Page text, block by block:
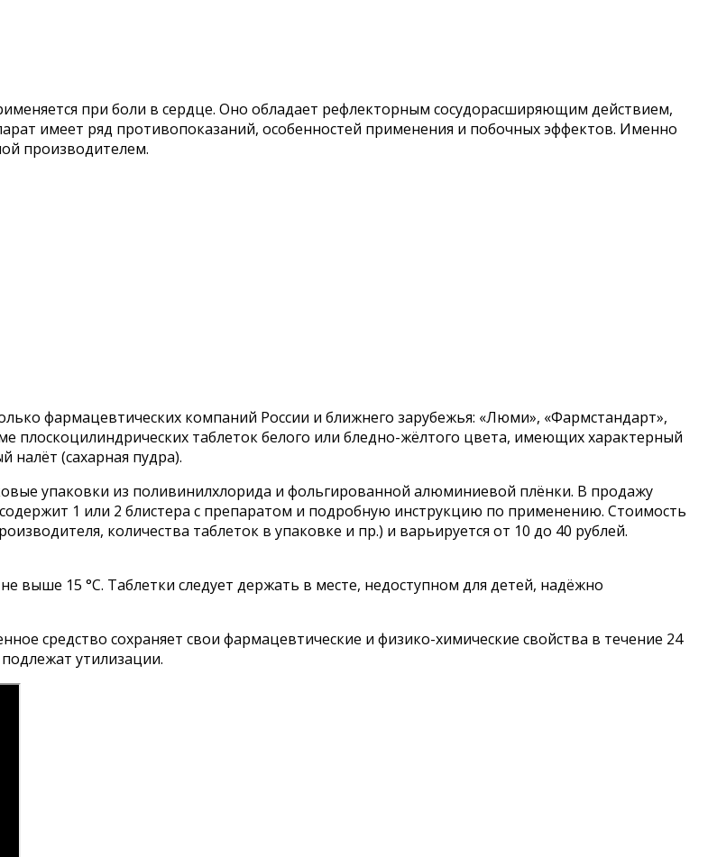
при боли в сердце. Оно обладает рефлекторным сосудорасширяющим действием,
имеет ряд противопоказаний, особенностей применения и побочных эффектов. Именно
производителем.
фармацевтических компаний России и ближнего зарубежья: «Люми», «Фармстандарт»,
плоскоцилиндрических таблеток белого или бледно-жёлтого цвета, имеющих характерный
налёт (сахарная пудра).
упаковки из поливинилхлорида и фольгированной алюминиевой плёнки. В продажу
1 или 2 блистера с препаратом и подробную инструкцию по применению. Стоимость
количества таблеток в упаковке и пр.) и варьируется от 10 до 40 рублей.
выше 15 °C. Таблетки следует держать в месте, недоступном для детей, надёжно
средство сохраняет свои фармацевтические и физико-химические свойства в течение 24
утилизации.